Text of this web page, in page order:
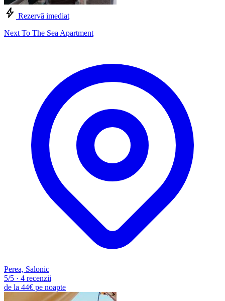
Rezervă imediat
Next To The Sea Apartment
Perea, Salonic
5/5 · 4 recenzii
de la 44€ pe noapte